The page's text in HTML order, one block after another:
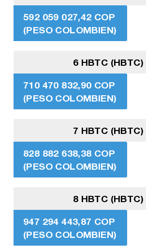
592 059 027,42 COP
(PESO COLOMBIEN)
6 HBTC (HBTC)
710 470 832,90 COP
(PESO COLOMBIEN)
7 HBTC (HBTC)
828 882 638,38 COP
(PESO COLOMBIEN)
8 HBTC (HBTC)
947 294 443,87 COP
(PESO COLOMBIEN)